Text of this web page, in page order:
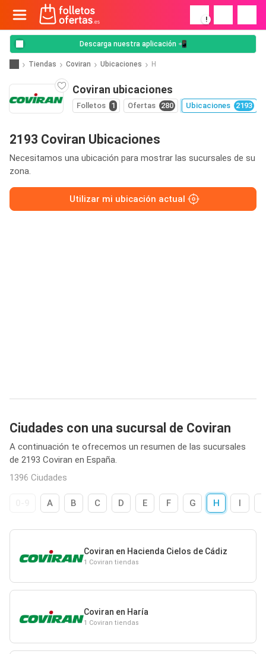
!
Descarga nuestra aplicación 📲
Tiendas Coviran Ubicaciones H
Coviran ubicaciones
Folletos 1 Ofertas 280 Ubicaciones 2193
2193 Coviran Ubicaciones
Necesitamos una ubicación para mostrar las sucursales de su
zona.
Utilizar mi ubicación actual
Ciudades con una sucursal de Coviran
A continuación te ofrecemos un resumen de las sucursales
de 2193 Coviran en España.
1396 Ciudades
A B C D E F G H I
Coviran en Hacienda Cielos de Cádiz
1 Coviran tiendas
Coviran en Haría
1 Coviran tiendas